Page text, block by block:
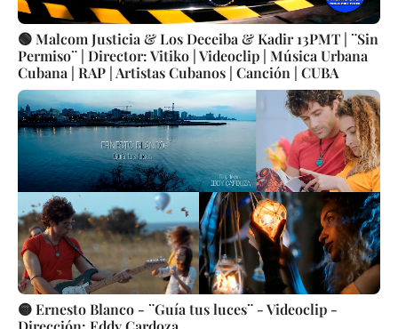
🟢 Malcom Justicia & Los Deceiba & Kadir 13PMT | ¨Sin
Permiso¨ | Director: Vitiko | Videoclip | Música Urbana
Cubana | RAP | Artistas Cubanos | Canción | CUBA
🟡 Ernesto Blanco - ¨Guía tus luces¨ - Videoclip -